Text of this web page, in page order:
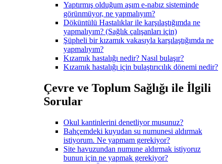
Yaptırmış olduğum aşım e-nabız sisteminde
görünmüyor, ne yapmalıyım?
Döküntülü Hastalıklar ile karşılaştığımda ne
yapmalıyım? (Sağlık çalışanları için)
Şüpheli bir kızamık vakasıyla karşılaştığımda ne
yapmalıyım?
Kızamık hastalığı nedir? Nasıl bulaşır?
Kızamık hastalığı için bulaştırıcılık dönemi nedir?
Çevre ve Toplum Sağlığı ile İlgili
Sorular
Okul kantinlerini denetliyor musunuz?
Bahçemdeki kuyudan su numunesi aldırmak
istiyorum. Ne yapmam gerekiyor?
Site havuzundan numune aldırmak istiyoruz
bunun için ne yapmak gerekiyor?